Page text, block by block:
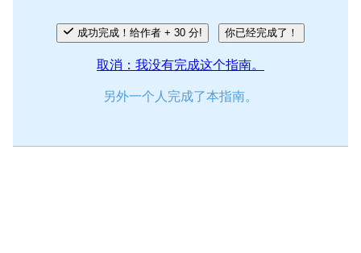
成功完成！给作者 + 30 分! 你已经完成了！
取消：我没有完成这个指南。
另外一个人完成了本指南。